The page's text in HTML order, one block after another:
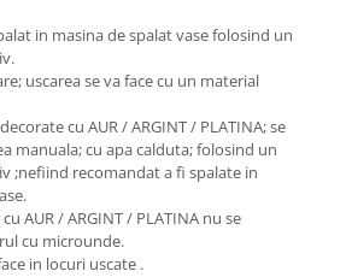
in masina de spalat vase folosind un
uscarea se va face cu un material
cu AUR / ARGINT / PLATINA; se
manuala; cu apa calduta; folosind un
;nefiind recomandat a fi spalate in
AUR / ARGINT / PLATINA nu se
cu microunde.
in locuri uscate .